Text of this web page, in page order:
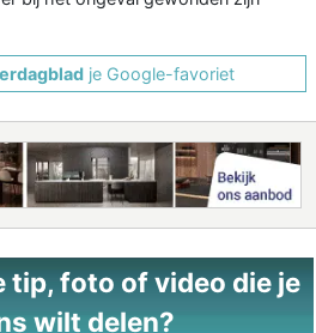
je Google-favoriet
tip, foto of video die je
wilt delen?